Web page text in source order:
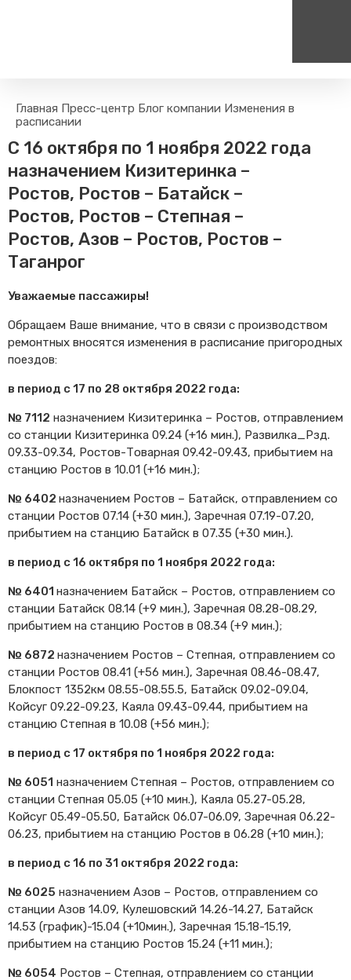
Пассажирам
Правила проезда
Часто задаваемые вопросы
Тарифы и льготы
Способы оплаты проезда
Режим работы билетных
Маломобильным
Моя карта попала в стоп-
лист
Cхемы обращения
пригородных поездов
остановочным пунктам и
станциям
Туризм
Веломаршруты
Аудиогиды
Тревел-шоу на электричке
Единый номер вызова экстренных служб
112
Главная Пресс-центр Блог компании Изменения в
расписании
С 16 октября по 1 ноября 2022 года
назначением Кизитеринка –
Ростов, Ростов – Батайск –
Ростов, Ростов – Степная –
Ростов, Азов – Ростов, Ростов –
Таганрог
Уважаемые пассажиры!
Обращаем Ваше внимание, что в связи с производством
ремонтных вносятся изменения в расписание пригородных
поездов:
в период с 17 по 28 октября 2022 года:
№ 7112 назначением Кизитеринка – Ростов, отправлением
со станции Кизитеринка 09.24 (+16 мин.), Развилка_Рзд.
09.33-09.34, Ростов-Товарная 09.42-09.43, прибытием на
станцию Ростов в 10.01 (+16 мин.);
№ 6402 назначением Ростов – Батайск, отправлением со
станции Ростов 07.14 (+30 мин.), Заречная 07.19-07.20,
прибытием на станцию Батайск в 07.35 (+30 мин.).
в период с 16 октября по 1 ноября 2022 года:
№ 6401 назначением Батайск – Ростов, отправлением со
станции Батайск 08.14 (+9 мин.), Заречная 08.28-08.29,
прибытием на станцию Ростов в 08.34 (+9 мин.);
№ 6872 назначением Ростов – Степная, отправлением со
станции Ростов 08.41 (+56 мин.), Заречная 08.46-08.47,
Блокпост 1352км 08.55-08.55.5, Батайск 09.02-09.04,
Койсуг 09.22-09.23, Каяла 09.43-09.44, прибытием на
станцию Степная в 10.08 (+56 мин.);
в период с 17 октября по 1 ноября 2022 года:
№ 6051 назначением Степная – Ростов, отправлением со
станции Степная 05.05 (+10 мин.), Каяла 05.27-05.28,
Койсуг 05.49-05.50, Батайск 06.07-06.09, Заречная 06.22-
06.23, прибытием на станцию Ростов в 06.28 (+10 мин.);
в период с 16 по 31 октября 2022 года:
№ 6025 назначением Азов – Ростов, отправлением со
станции Азов 14.09, Кулешовский 14.26-14.27, Батайск
14.53 (график)-15.04 (+10мин.), Заречная 15.18-15.19,
прибытием на станцию Ростов 15.24 (+11 мин.);
№ 6054 Ростов – Степная, отправлением со станции